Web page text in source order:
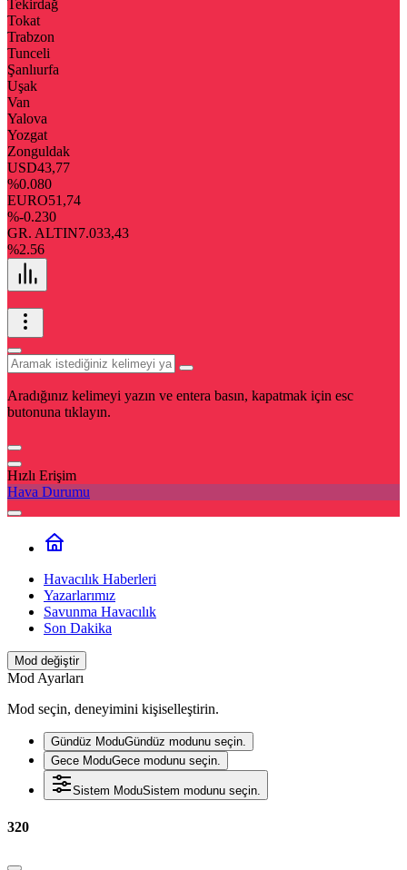
Tekirdağ
Tokat
Trabzon
Tunceli
Şanlıurfa
Uşak
Van
Yalova
Yozgat
Zonguldak
USD43,77
%0.080
EURO51,74
%-0.230
GR. ALTIN7.033,43
%2.56
Aradığınız kelimeyi yazın ve entera basın, kapatmak için esc
butonuna tıklayın.
Hızlı Erişim
Hava Durumu
Havacılık Haberleri
Yazarlarımız
Savunma Havacılık
Son Dakika
Mod değiştir
Mod Ayarları
Mod seçin, deneyimini kişiselleştirin.
Gündüz ModuGündüz modunu seçin.
Gece ModuGece modunu seçin.
Sistem ModuSistem modunu seçin.
320